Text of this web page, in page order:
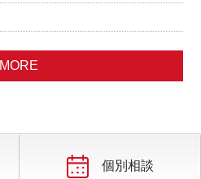
MORE
個別相談